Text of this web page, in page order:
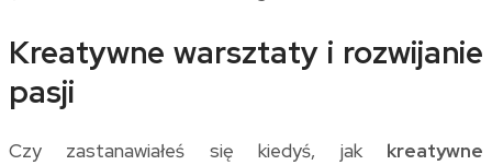
Kreatywne warsztaty i rozwijanie
pasji
Czy zastanawiałeś się kiedyś, jak kreatywne